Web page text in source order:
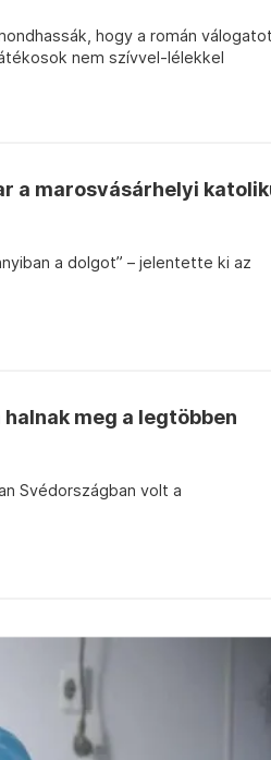
hogy a román
nem szívvel-lélekkel
a marosvásárhelyi
a dolgot” – jelentette ki az
meg a legtöbben
Svédországban volt a